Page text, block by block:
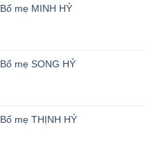
mẹ MINH HỶ
mẹ SONG HỶ
mẹ THỊNH HỶ